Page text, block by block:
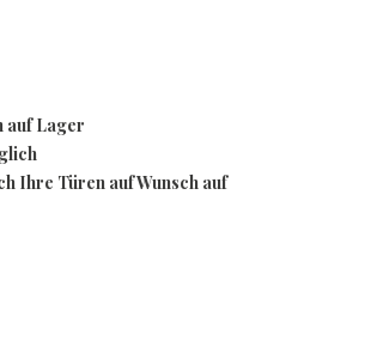
auf Lager
Ihre Türen auf Wunsch auf